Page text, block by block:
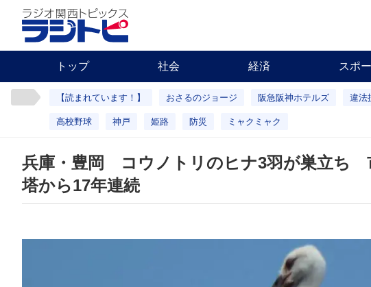
トップ 社会 経済 スポ
【読まれています！】 おさるのジョージ 阪急阪神ホテルズ 違法
高校野球 神戸 姫路 防災 ミャクミャク
兵庫・豊岡 コウノトリのヒナ3羽が巣立ち
塔から17年連続